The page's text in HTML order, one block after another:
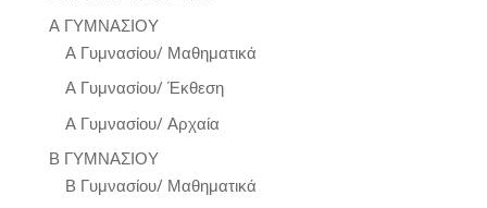
Α ΓΥΜΝΑΣΙΟΥ
Α Γυμνασίου/ Μαθηματικά
Α Γυμνασίου/ Έκθεση
Α Γυμνασίου/ Αρχαία
Β ΓΥΜΝΑΣΙΟΥ
Β Γυμνασίου/ Μαθηματικά